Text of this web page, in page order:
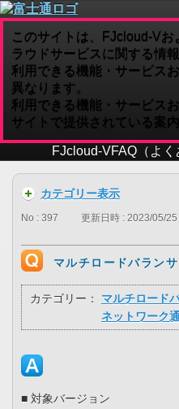
このサイトは、FJcloud-V
ラウドサービスに関する情
利用できる機能・サービス
異なります。
利用できる機能・サービス
サイトで提供されている案
FJcloud-VFAQ（よく
カテゴリー表示
No : 397 更新日時 : 2023/05/
マルチロードバラン
カテゴリー：
マルチロード
ネットワーク
■ 対象バージョン